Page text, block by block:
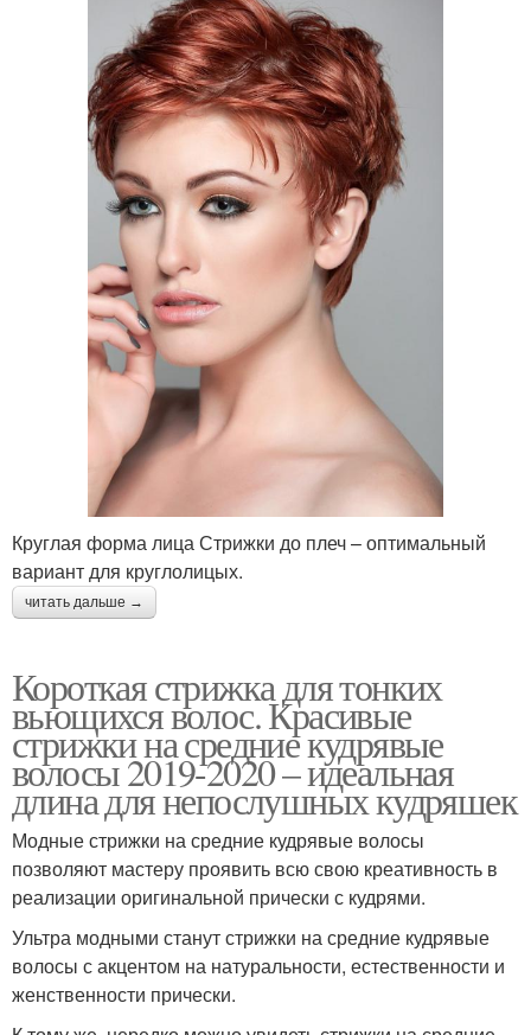
Круглая форма лица Стрижки до плеч – оптимальный
вариант для круглолицых.
читать дальше →
Короткая стрижка для тонких
вьющихся волос. Красивые
стрижки на средние кудрявые
волосы 2019-2020 – идеальная
длина для непослушных кудряшек
Модные стрижки на средние кудрявые волосы
позволяют мастеру проявить всю свою креативность в
реализации оригинальной прически с кудрями.
Ультра модными станут стрижки на средние кудрявые
волосы с акцентом на натуральности, естественности и
женственности прически.